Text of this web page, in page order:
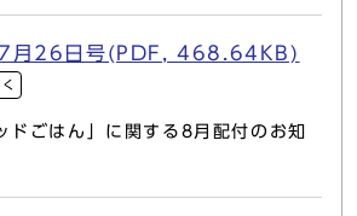
月26日号(PDF, 468.64KB)
ドごはん」に関する8月配付のお知